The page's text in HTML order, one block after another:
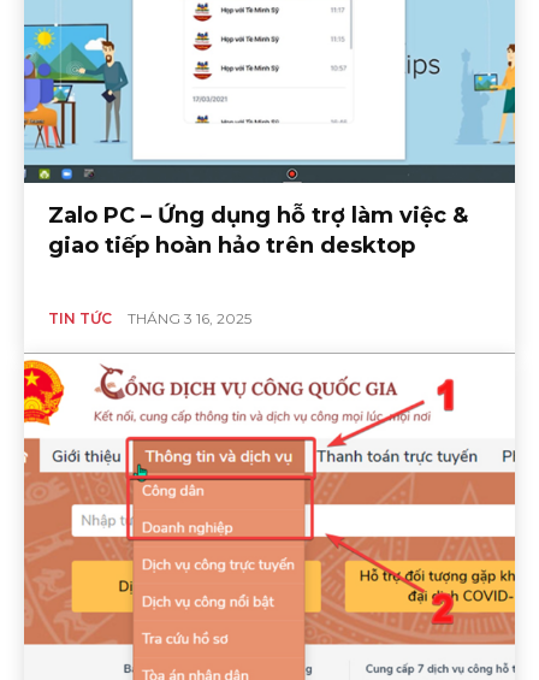
Zalo PC – Ứng dụng hỗ trợ làm việc &
giao tiếp hoàn hảo trên desktop
TIN TỨC THÁNG 3 16, 2025